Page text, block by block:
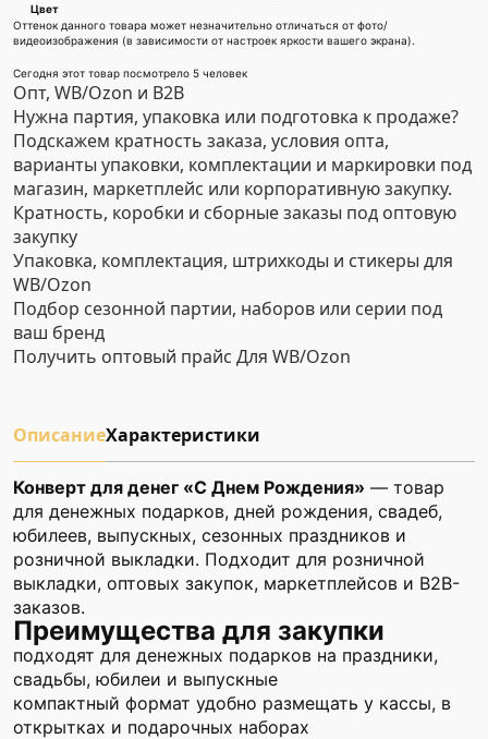
Цвет
Оттенок данного товара может незначительно отличаться от фото/
видеоизображения (в зависимости от настроек яркости вашего экрана).
Сегодня этот товар посмотрело 5 человек
Опт, WB/Ozon и B2B
Нужна партия, упаковка или подготовка к продаже?
Подскажем кратность заказа, условия опта,
варианты упаковки, комплектации и маркировки под
магазин, маркетплейс или корпоративную закупку.
Кратность, коробки и сборные заказы под оптовую
закупку
Упаковка, комплектация, штрихкоды и стикеры для
WB/Ozon
Подбор сезонной партии, наборов или серии под
ваш бренд
Получить оптовый прайс Для WB/Ozon
ОписаниеХарактеристики
Конверт для денег «С Днем Рождения» — товар
для денежных подарков, дней рождения, свадеб,
юбилеев, выпускных, сезонных праздников и
розничной выкладки. Подходит для розничной
выкладки, оптовых закупок, маркетплейсов и B2B-
заказов.
Преимущества для закупки
подходят для денежных подарков на праздники,
свадьбы, юбилеи и выпускные
компактный формат удобно размещать у кассы, в
открытках и подарочных наборах